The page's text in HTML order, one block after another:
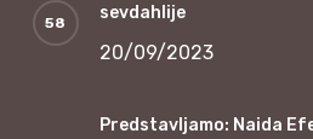
sevdahlije
20/09/2023
Predstavljamo: Naida